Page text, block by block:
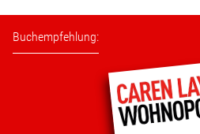
Bestellen
Buchempfehlung: